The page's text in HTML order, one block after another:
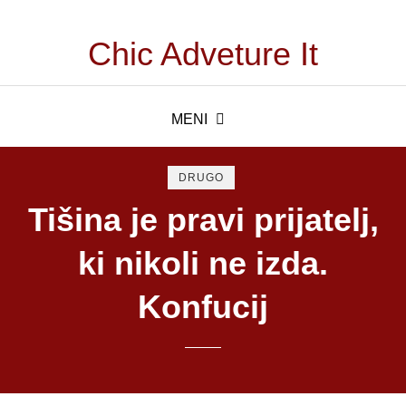
Chic Adveture It
MENI
DRUGO
Tišina je pravi prijatelj,
ki nikoli ne izda.
Konfucij